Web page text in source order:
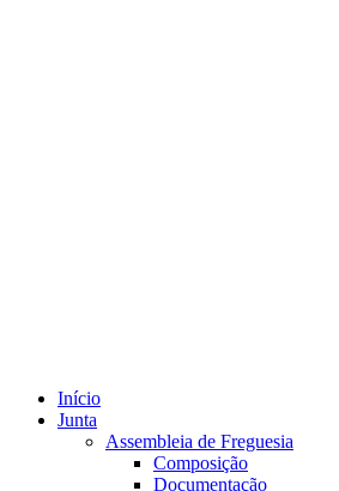
Início
Junta
Assembleia de Freguesia
Composição
Documentação